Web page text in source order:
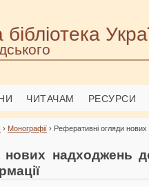
ЧИТАЧАМ РЕСУРСИ
› Монографії › Реферативні огляди нових
надходжень